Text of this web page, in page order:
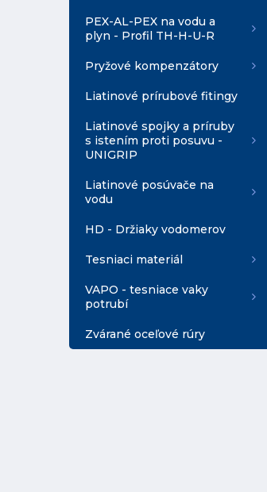
PEX-AL-PEX na vodu a
plyn - Profil TH-H-U-R
Pryžové kompenzátory
Liatinové prírubové fitingy
Liatinové spojky a príruby
s istením proti posuvu -
UNIGRIP
Liatinové posúvače na
vodu
HD - Držiaky vodomerov
Tesniaci materiál
VAPO - tesniace vaky
potrubí
Zvárané oceľové rúry